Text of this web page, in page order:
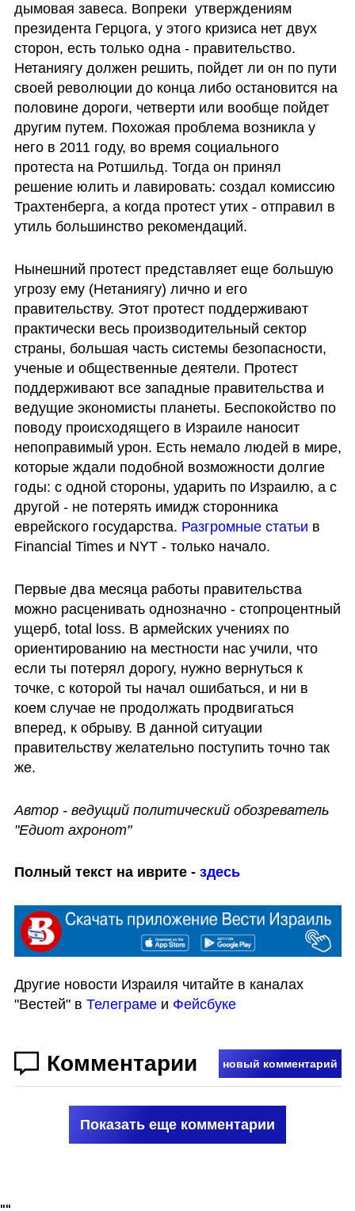
дымовая завеса. Вопреки  утверждениям
президента Герцога, у этого кризиса нет двух
сторон, есть только одна - правительство.
Нетаниягу должен решить, пойдет ли он по пути
своей революции до конца либо остановится на
половине дороги, четверти или вообще пойдет
другим путем. Похожая проблема возникла у
него в 2011 году, во время социального
протеста на Ротшильд. Тогда он принял
решение юлить и лавировать: создал комиссию
Трахтенберга, а когда протест утих - отправил в
утиль большинство рекомендаций.
Нынешний протест представляет еще большую
угрозу ему (Нетаниягу) лично и его
правительству. Этот протест поддерживают
практически весь производительный сектор
страны, большая часть системы безопасности,
ученые и общественные деятели. Протест
поддерживают все западные правительства и
ведущие экономисты планеты. Беспокойство по
поводу происходящего в Израиле наносит
непоправимый урон. Есть немало людей в мире,
которые ждали подобной возможности долгие
годы: с одной стороны, ударить по Израилю, а с
другой - не потерять имидж сторонника
еврейского государства. Разгромные статьи в
Financial Times и NYT - только начало.
Первые два месяца работы правительства
можно расценивать однозначно - стопроцентный
ущерб, total loss. В армейских учениях по
ориентированию на местности нас учили, что
если ты потерял дорогу, нужно вернуться к
точке, с которой ты начал ошибаться, и ни в
коем случае не продолжать продвигаться
вперед, к обрыву. В данной ситуации
правительству желательно поступить точно так
же.
Автор - ведущий политический обозреватель
"Едиот ахронот"
Полный текст на иврите - здесь
Другие новости Израиля читайте в каналах
"Вестей" в Телеграме и Фейсбуке
Комментарии новый комментарий
Показать еще комментарии